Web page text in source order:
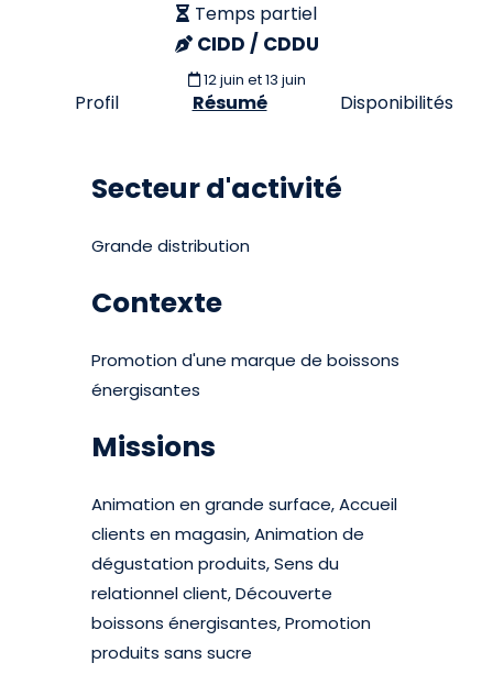
Temps partiel
CIDD / CDDU
12 juin et 13 juin
Profil Résumé Disponibilités
Secteur d'activité
Grande distribution
Contexte
Promotion d'une marque de boissons
énergisantes
Missions
Animation en grande surface, Accueil
clients en magasin, Animation de
dégustation produits, Sens du
relationnel client, Découverte
boissons énergisantes, Promotion
produits sans sucre